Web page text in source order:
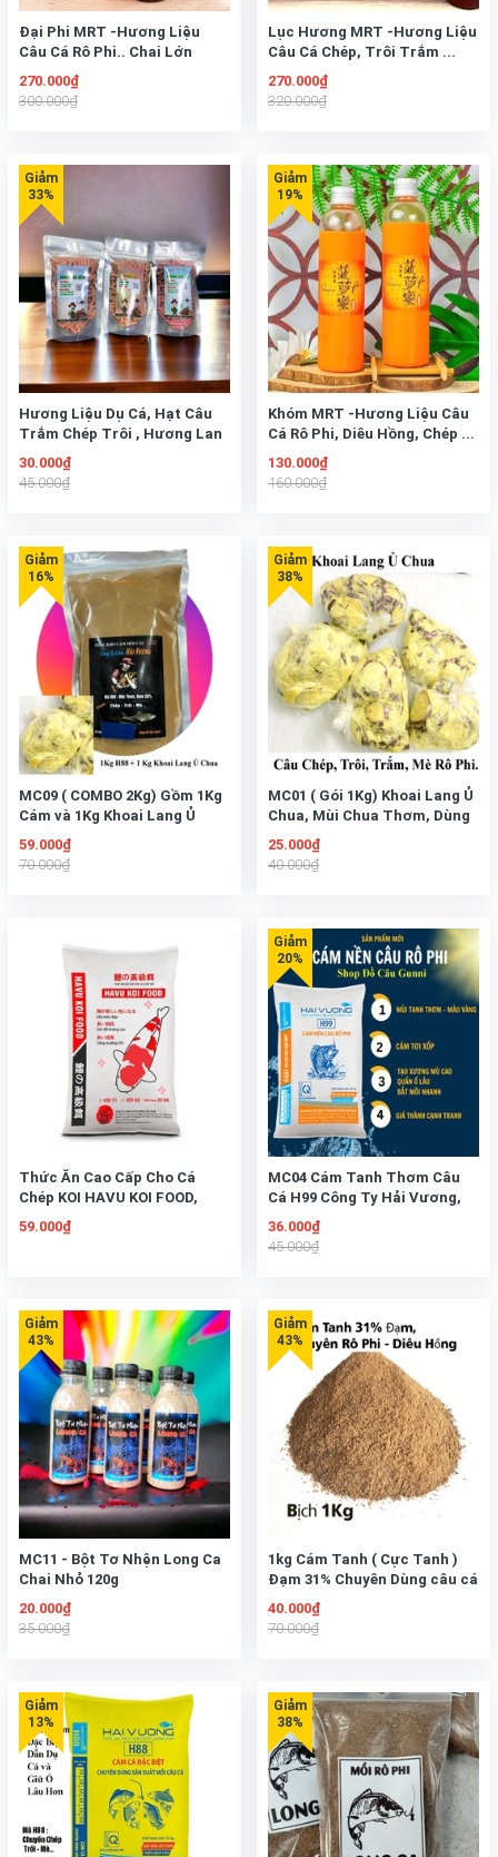
Đại Phi MRT -Hương Liệu
Câu Cá Rô Phi.. Chai Lớn
500ml và Chai Nhỏ 60 ml
270.000₫
300.000₫
Lục Hương MRT -Hương Liệu
Câu Cá Chép, Trôi Trắm ...
Chai Lớn 500ml và Chai Nhỏ
60 ml
270.000₫
320.000₫
Hương Liệu Dụ Cá, Hạt Câu
Trắm Chép Trôi , Hương Lan
Tỏa Nhanh, Dẫn Dụ Cá Quấn Ổ
30.000₫
45.000₫
Khóm MRT -Hương Liệu Câu
Cá Rô Phi, Diêu Hồng, Chép ...
Chai Lớn 250ml và Chai Nhỏ
50 ml
130.000₫
160.000₫
MC09 ( COMBO 2Kg) Gồm 1Kg
Cám và 1Kg Khoai Lang Ủ
Chua Dùng Câu Chép Trôi Mè,
Trắm, Rô Phi.. Cực Nhạy
59.000₫
70.000₫
MC01 ( Gói 1Kg) Khoai Lang Ủ
Chua, Mùi Chua Thơm, Dùng
Câu Chép Trôi Mè, Trắm, Rô
Phi.. Cực Nhạy
25.000₫
40.000₫
Thức Ăn Cao Cấp Cho Cá
Chép KOI HAVU KOI FOOD,
Tăng Trưởng, Lên Màu, Sức
Đề Kháng Cao
59.000₫
MC04 Cám Tanh Thơm Câu
Cá H99 Công Ty Hải Vương,
36.000₫
45.000₫
MC11 - Bột Tơ Nhện Long Ca
Chai Nhỏ 120g
20.000₫
35.000₫
1kg Cám Tanh ( Cực Tanh )
Đạm 31% Chuyên Dùng câu cá
rô phi diêu hồng
40.000₫
70.000₫